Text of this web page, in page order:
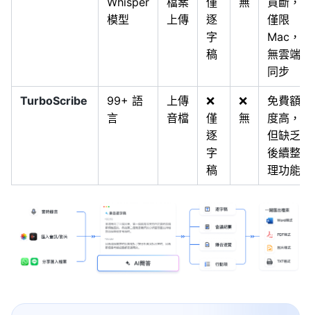
模型
上傳
逐
字
稿
僅限
Mac，
無雲端
同步
TurboScribe
99+ 語
言
上傳
音檔
❌
僅
逐
字
稿
❌
無
免費額
度高，
但缺乏
後續整
理功能